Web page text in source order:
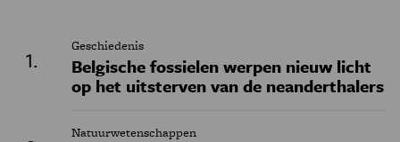
Geschiedenis
Belgische fossielen werpen nieuw licht
op het uitsterven van de neanderthalers
Natuurwetenschappen